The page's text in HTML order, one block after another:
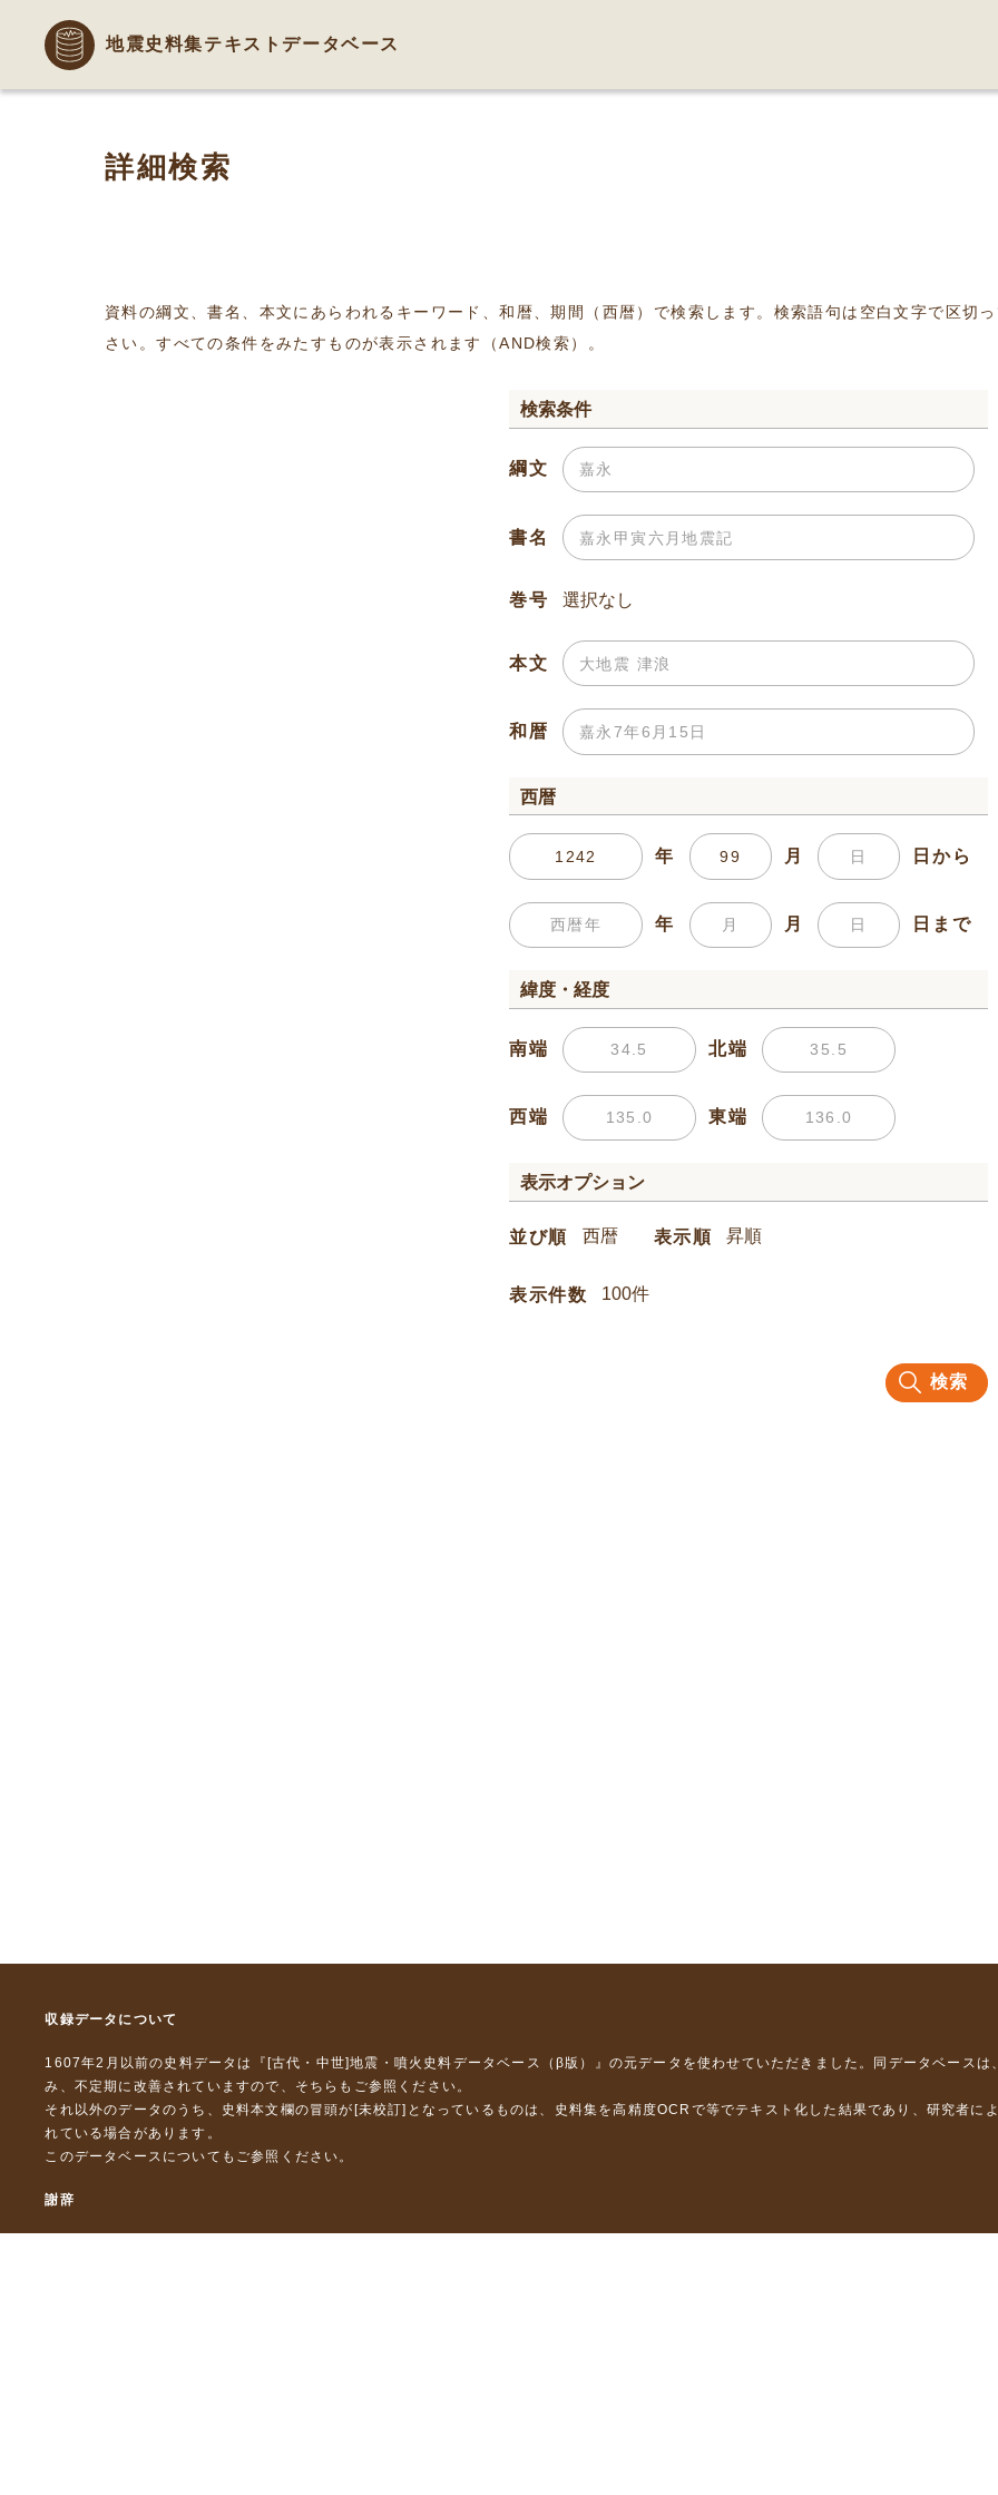
地震史料集テキストデータベース
詳細検索
資料の綱文、書名、本文にあらわれるキーワード、和暦、期間（西暦）で検索します。検索語句は空白文字で区切
さい。すべての条件をみたすものが表示されます（AND検索）。
検索条件
綱文
書名
巻号
本文
和暦
西暦
年 月 日から
年 月 日まで
緯度・経度
南端 北端
西端 東端
表示オプション
並び順 表示順
表示件数
検索
収録データについて
1607年2月以前の史料データは『 [古代・中世]地震・噴火史料データベース（β版）』 の元データを使わせていただきました。同データベース
み、不定期に改善されていますので、 そちら もご参照ください。
それ以外のデータのうち、史料本文欄の冒頭が[未校訂]となっているものは、史料集を高精度OCRで等でテキスト化した結果であり、研究者に
れている場合があります。
このデータベースについて もご参照ください。
謝辞